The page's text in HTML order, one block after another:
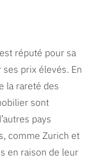
réputé pour sa
prix élevés. En
la rareté des
sont
pays
comme Zurich et
en raison de leur